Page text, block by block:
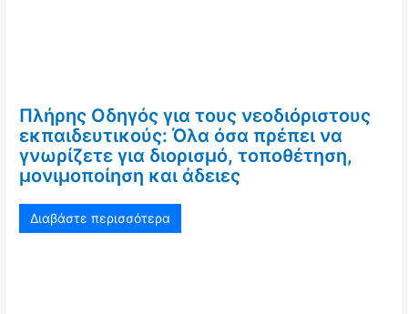
Πλήρης Οδηγός για τους νεοδιόριστους
εκπαιδευτικούς: Όλα όσα πρέπει να
γνωρίζετε για διορισμό, τοποθέτηση,
μονιμοποίηση και άδειες
Διαβάστε περισσότερα